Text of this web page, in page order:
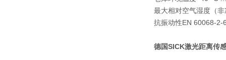
最大相对空气湿度（
抗振动性EN 60068-2-
德国SICK激光距离传